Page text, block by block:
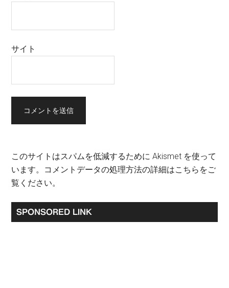
サイト
このサイトはスパムを低減するために Akismet を使って
います。 コメントデータの処理方法の詳細はこちらをご
覧ください。
最
SPONSORED LINK